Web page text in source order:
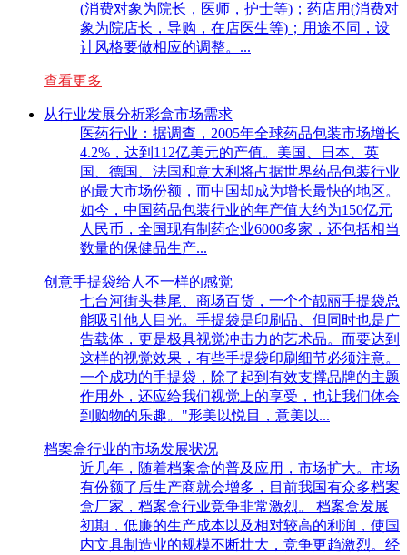
(消费对象为院长，医师，护士等)；药店用(消费对
象为院店长，导购，在店医生等)；用途不同，设
计风格要做相应的调整。...
查看更多
从行业发展分析彩盒市场需求
医药行业：据调查，2005年全球药品包装市场增长
4.2%，达到112亿美元的产值。美国、日本、英
国、德国、法国和意大利将占据世界药品包装行业
的最大市场份额，而中国却成为增长最快的地区。
如今，中国药品包装行业的年产值大约为150亿元
人民币，全国现有制药企业6000多家，还包括相当
数量的保健品生产...
创意手提袋给人不一样的感觉
七台河街头巷尾、商场百货，一个个靓丽手提袋总
能吸引他人目光。手提袋是印刷品、但同时也是广
告载体，更是极具视觉冲击力的艺术品。而要达到
这样的视觉效果，有些手提袋印刷细节必须注意。
一个成功的手提袋，除了起到有效支撑品牌的主题
作用外，还应给我们视觉上的享受，也让我们体会
到购物的乐趣。"形美以悦目，意美以...
档案盒行业的市场发展状况
近几年，随着档案盒的普及应用，市场扩大。市场
有份额了后生产商就会增多，目前我国有众多档案
盒厂家，档案盒行业竞争非常激烈。 档案盒发展
初期，低廉的生产成本以及相对较高的利润，使国
内文具制造业的规模不断壮大，竞争更趋激烈。经